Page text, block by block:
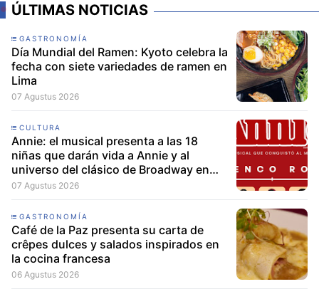
ÚLTIMAS NOTICIAS
GASTRONOMÍA
Día Mundial del Ramen: Kyoto celebra la
fecha con siete variedades de ramen en
Lima
07 Agustus 2026
CULTURA
Annie: el musical presenta a las 18
niñas que darán vida a Annie y al
universo del clásico de Broadway en
Lima
07 Agustus 2026
GASTRONOMÍA
Café de la Paz presenta su carta de
crêpes dulces y salados inspirados en
la cocina francesa
06 Agustus 2026